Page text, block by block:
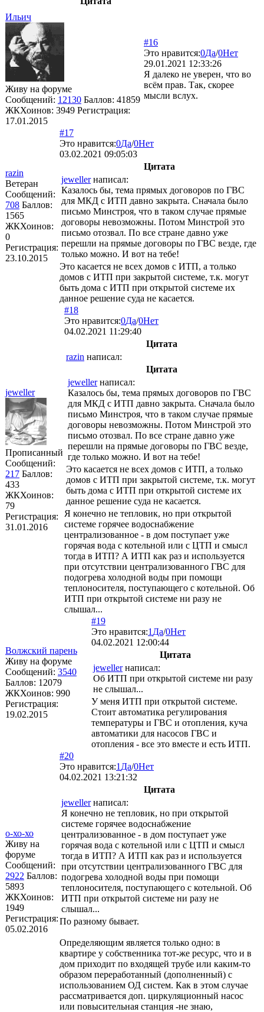
Ильич
Живу на форуме
Сообщений: 12130 Баллов: 41859
ЖКХоинов: 3949 Регистрация:
17.01.2015
#16
Это нравится:0Да/0Нет
29.01.2021 12:33:26
Я далеко не уверен, что во
всём прав. Так, скорее
мысли вслух.
razin
Ветеран
Сообщений:
708 Баллов:
1565
ЖКХоинов:
0
Регистрация:
23.10.2015
#17
Это нравится:0Да/0Нет
03.02.2021 09:05:03
Цитата
jewellerнаписал:
Казалось бы, тема прямых договоров по ГВС
для МКД с ИТП давно закрыта. Сначала было
письмо Минстроя, что в таком случае прямые
договоры невозможны. Потом Минстрой это
письмо отозвал. По все стране давно уже
перешли на прямые договоры по ГВС везде, где
только можно. И вот на тебе!
Это касается не всех домов с ИТП, а только
домов с ИТП при закрытой системе, т.к. могут
быть дома с ИТП при открытой системе их
данное решение суда не касается.
jeweller
Прописанный
Сообщений:
217 Баллов:
433
ЖКХоинов:
79
Регистрация:
31.01.2016
#18
Это нравится:0Да/0Нет
04.02.2021 11:29:40
Цитата
razin написал:
Цитата
jewellerнаписал:
Казалось бы, тема прямых договоров по ГВС
для МКД с ИТП давно закрыта. Сначала было
письмо Минстроя, что в таком случае прямые
договоры невозможны. Потом Минстрой это
письмо отозвал. По все стране давно уже
перешли на прямые договоры по ГВС везде,
где только можно. И вот на тебе!
Это касается не всех домов с ИТП, а только
домов с ИТП при закрытой системе, т.к. могут
быть дома с ИТП при открытой системе их
данное решение суда не касается.
Я конечно не тепловик, но при открытой
системе горячее водоснабжение
централизованное - в дом поступает уже
горячая вода c котельной или с ЦТП и смысл
тогда в ИТП? А ИТП как раз и используется
при отсутствии централизованного ГВС для
подогрева холодной воды при помощи
теплоносителя, поступающего с котельной. Об
ИТП при открытой системе ни разу не
слышал...
Волжский парень
Живу на форуме
Сообщений: 3540
Баллов: 12079
ЖКХоинов: 990
Регистрация:
19.02.2015
#19
Это нравится:1 Да/0Нет
04.02.2021 12:00:44
Цитата
jewellerнаписал:
Об ИТП при открытой системе ни разу
не слышал...
У меня ИТП при открытой системе.
Стоит автоматика регулирования
температуры и ГВС и отопления, куча
автоматики для насосов ГВС и
отопления - все это вместе и есть ИТП.
о-хо-хо
Живу на
форуме
Сообщений:
2922 Баллов:
5893
ЖКХоинов:
1949
Регистрация:
05.02.2016
#20
Это нравится:1 Да/0Нет
04.02.2021 13:21:32
Цитата
jewellerнаписал:
Я конечно не тепловик, но при открытой
системе горячее водоснабжение
централизованное - в дом поступает уже
горячая вода c котельной или с ЦТП и смысл
тогда в ИТП? А ИТП как раз и используется
при отсутствии централизованного ГВС для
подогрева холодной воды при помощи
теплоносителя, поступающего с котельной. Об
ИТП при открытой системе ни разу не
слышал...
По разному бывает.
Определяющим является только одно: в
квартире у собственника тот-же ресурс, что и в
дом приходит по входящей трубе или каким-то
образом переработанный (дополненный) с
использованием ОД систем. Как в этом случае
рассматривается доп. циркуляционный насос
или повысительная станция -не знаю,